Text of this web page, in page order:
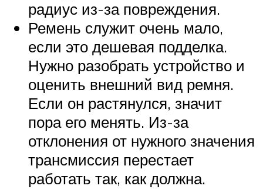
радиус из-за повреждения.
Ремень служит очень мало,
если это дешевая подделка.
Нужно разобрать устройство и
оценить внешний вид ремня.
Если он растянулся, значит
пора его менять. Из-за
отклонения от нужного значения
трансмиссия перестает
работать так, как должна.